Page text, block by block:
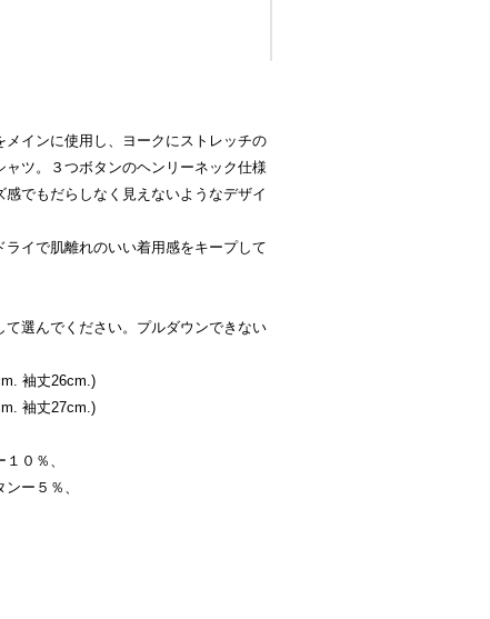
インに使用し、ヨークにストレッチの
ツ。３つボタンのヘンリーネック仕様
でもだらしなく見えないようなデザイ
イで肌離れのいい着用感をキープして
選んでください。プルダウンできない
袖丈26cm.)
袖丈27cm.)
０％、
ー５％、